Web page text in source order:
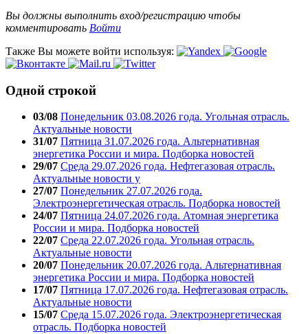
Вы должны выполнить вход/регистрацию чтобы
комментировать Войти
Также Вы можете войти используя:
Одной строкой
03/08 Понедельник 03.08.2026 года. Угольная отрасль.
Актуальные новости
31/07 Пятница 31.07.2026 года. Альтернативная
энергетика России и мира. Подборка новостей
29/07 Среда 29.07.2026 года. Нефтегазовая отрасль.
Актуальные новости у
27/07 Понедельник 27.07.2026 года.
Электроэнергетическая отрасль. Подборка новостей
24/07 Пятница 24.07.2026 года. Атомная энергетика
России и мира. Подборка новостей
22/07 Среда 22.07.2026 года. Угольная отрасль.
Актуальные новости
20/07 Понедельник 20.07.2026 года. Альтернативная
энергетика России и мира. Подборка новостей
17/07 Пятница 17.07.2026 года. Нефтегазовая отрасль.
Актуальные новости
15/07 Среда 15.07.2026 года. Электроэнергетическая
отрасль. Подборка новостей